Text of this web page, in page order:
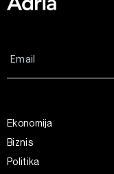
Ekonomija
Biznis
Politika